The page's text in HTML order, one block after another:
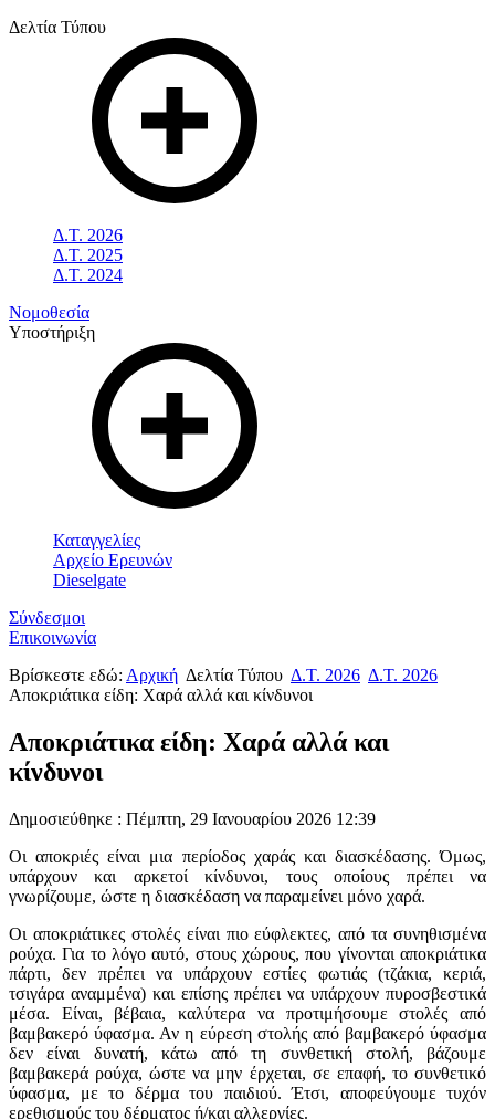
Δελτία Τύπου
Δ.Τ. 2026
Δ.Τ. 2025
Δ.Τ. 2024
Νομοθεσία
Υποστήριξη
Καταγγελίες
Αρχείο Ερευνών
Dieselgate
Σύνδεσμοι
Επικοινωνία
Βρίσκεστε εδώ: Αρχική Δελτία Τύπου Δ.Τ. 2026 Δ.Τ. 2026
Αποκριάτικα είδη: Χαρά αλλά και κίνδυνοι
Αποκριάτικα είδη: Χαρά αλλά και
κίνδυνοι
Δημοσιεύθηκε : Πέμπτη, 29 Ιανουαρίου 2026 12:39
Οι αποκριές είναι μια περίοδος χαράς και διασκέδασης. Όμως,
υπάρχουν και αρκετοί κίνδυνοι, τους οποίους πρέπει να
γνωρίζουμε, ώστε η διασκέδαση να παραμείνει μόνο χαρά.
Οι αποκριάτικες στολές είναι πιο εύφλεκτες, από τα συνηθισμένα
ρούχα. Για το λόγο αυτό, στους χώρους, που γίνονται αποκριάτικα
πάρτι, δεν πρέπει να υπάρχουν εστίες φωτιάς (τζάκια, κεριά,
τσιγάρα αναμμένα) και επίσης πρέπει να υπάρχουν πυροσβεστικά
μέσα. Είναι, βέβαια, καλύτερα να προτιμήσουμε στολές από
βαμβακερό ύφασμα. Αν η εύρεση στολής από βαμβακερό ύφασμα
δεν είναι δυνατή, κάτω από τη συνθετική στολή, βάζουμε
βαμβακερά ρούχα, ώστε να μην έρχεται, σε επαφή, το συνθετικό
ύφασμα, με το δέρμα του παιδιού. Έτσι, αποφεύγουμε τυχόν
ερεθισμούς του δέρματος ή/και αλλεργίες.